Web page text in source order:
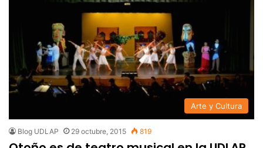
Arte y Cultura
Blog UDLAP 29 octubre, 2015 819